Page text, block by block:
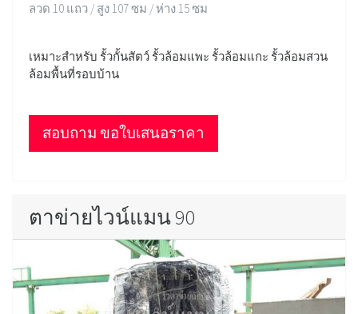
ลวด 10 แถว / สูง 107 ซม / ห่าง 15 ซม
เหมาะสำหรับ รั้วกั้นสัตว์ รั้วล้อมแพะ รั้วล้อมแกะ รั้วล้อมสวน
ล้อมพื้นที่รอบบ้าน
สอบถาม ขอใบเสนอราคา
ตาข่ายไวน์แมน 90